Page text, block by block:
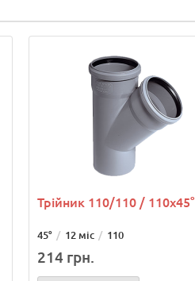
Трійник 110/110 / 110х45°
45° 12 міс 110
214 грн.